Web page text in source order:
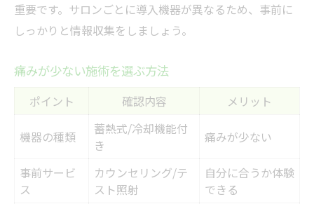
重要です。サロンごとに導入機器が異なるため、事前に
しっかりと情報収集をしましょう。
痛みが少ない施術を選ぶ方法
ポイント 確認内容 メリット
機器の種類
蓄熱式/冷却機能付
き
痛みが少ない
事前サービ
ス
カウンセリング/テ
スト照射
自分に合うか体験
できる